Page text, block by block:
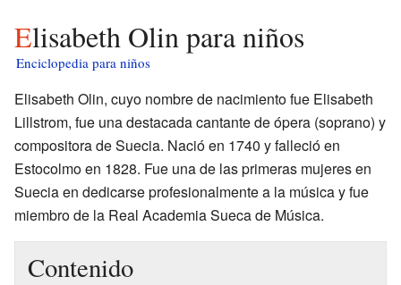
Elisabeth Olin para niños
Enciclopedia para niños
Elisabeth Olin, cuyo nombre de nacimiento fue Elisabeth
Lillstrom, fue una destacada cantante de ópera (soprano) y
compositora de Suecia. Nació en 1740 y falleció en
Estocolmo en 1828. Fue una de las primeras mujeres en
Suecia en dedicarse profesionalmente a la música y fue
miembro de la Real Academia Sueca de Música.
Contenido